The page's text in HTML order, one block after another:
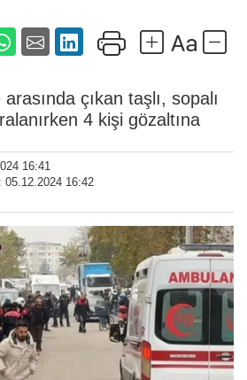
çıkan taşlı, sopalı
4 kişi gözaltına
16:41
05.12.2024 16:42